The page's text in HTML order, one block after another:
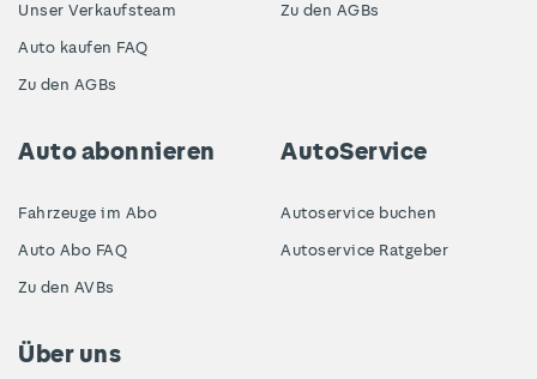
Unser Verkaufsteam
Auto kaufen FAQ
Zu den AGBs
Zu den AGBs
Auto abonnieren
Fahrzeuge im Abo
Auto Abo FAQ
Zu den AVBs
AutoService
Autoservice buchen
Autoservice Ratgeber
Über uns